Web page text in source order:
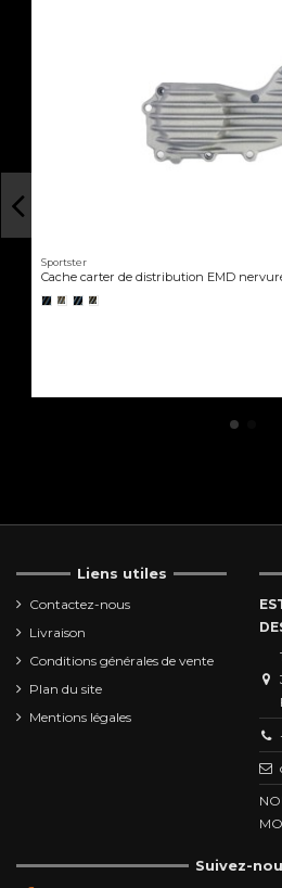
Sportster
Cache carter de distribution EMD
Liens utiles
Contactez-nous
Livraison
Conditions générales de vente
Plan du site
Mentions légales
Suivez-